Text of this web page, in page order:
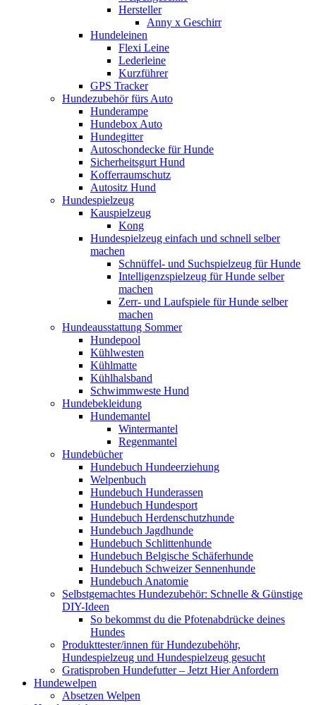
Hersteller
Anny x Geschirr
Hundeleinen
Flexi Leine
Lederleine
Kurzführer
GPS Tracker
Hundezubehör fürs Auto
Hunderampe
Hundebox Auto
Hundegitter
Autoschondecke für Hunde
Sicherheitsgurt Hund
Kofferraumschutz
Autositz Hund
Hundespielzeug
Kauspielzeug
Kong
Hundespielzeug einfach und schnell selber
machen
Schnüffel- und Suchspielzeug für Hunde
Intelligenzspielzeug für Hunde selber
machen
Zerr- und Laufspiele für Hunde selber
machen
Hundeausstattung Sommer
Hundepool
Kühlwesten
Kühlmatte
Kühlhalsband
Schwimmweste Hund
Hundebekleidung
Hundemantel
Wintermantel
Regenmantel
Hundebücher
Hundebuch Hundeerziehung
Welpenbuch
Hundebuch Hunderassen
Hundebuch Hundesport
Hundebuch Herdenschutzhunde
Hundebuch Jagdhunde
Hundebuch Schlittenhunde
Hundebuch Belgische Schäferhunde
Hundebuch Schweizer Sennenhunde
Hundebuch Anatomie
Selbstgemachtes Hundezubehör: Schnelle & Günstige
DIY-Ideen
So bekommst du die Pfotenabdrücke deines
Hundes
Produkttester/innen für Hundezubehöhr,
Hundespielzeug und Hundespielzeug gesucht
Gratisproben Hundefutter – Jetzt Hier Anfordern
Hundewelpen
Absetzen Welpen